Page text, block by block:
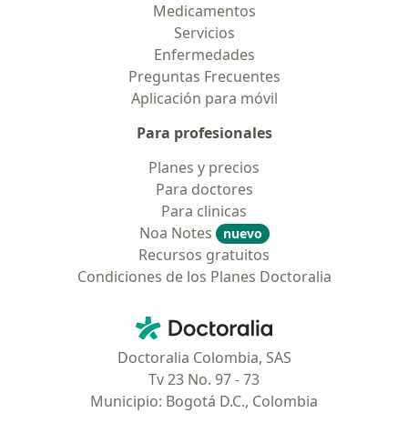
Medicamentos
Servicios
Enfermedades
Preguntas Frecuentes
Aplicación para móvil
Para profesionales
Planes y precios
Para doctores
Para clinicas
Noa Notes
nuevo
Recursos gratuitos
Condiciones de los Planes Doctoralia
Doctoralia - Página de inicio
Doctoralia Colombia, SAS
Tv 23 No. 97 - 73
Municipio: Bogotá D.C., Colombia